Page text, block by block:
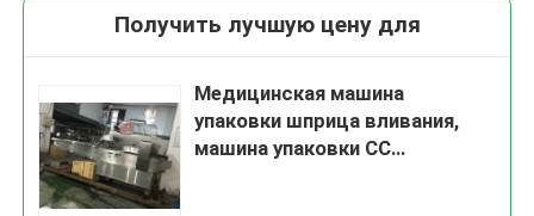
Получить лучшую цену для
Медицинская машина
упаковки шприца вливания,
машина упаковки СС